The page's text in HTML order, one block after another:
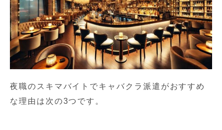
夜職のスキマバイトでキャバクラ派遣がおすすめ
な理由は次の3つです。